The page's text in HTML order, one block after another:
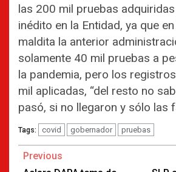
las 200 mil pruebas
inédito en la Entidad, ya que
maldita la anterior
solamente 40 mil pruebas a
la pandemia, pero los
mil aplicadas, “del resto no
pasó, si no llegaron y sólo las
Tags: covid gobernador pruebas
Continue
Previous